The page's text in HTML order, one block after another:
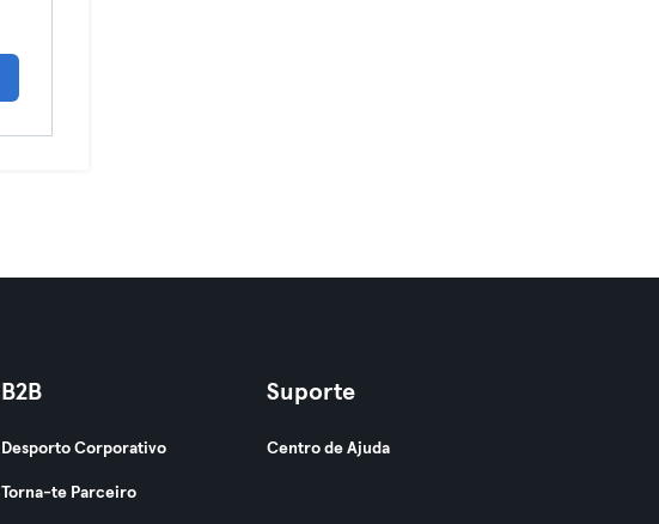
B2B
Desporto Corporativo
Torna-te Parceiro
Suporte
Centro de Ajuda